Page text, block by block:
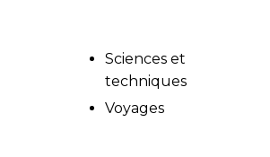
Sciences et
techniques
Voyages